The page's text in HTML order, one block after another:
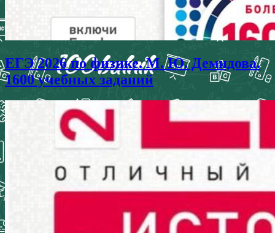
ЕГЭ 2026 по физике. М. Ю. Демидова.
1600 учебных заданий